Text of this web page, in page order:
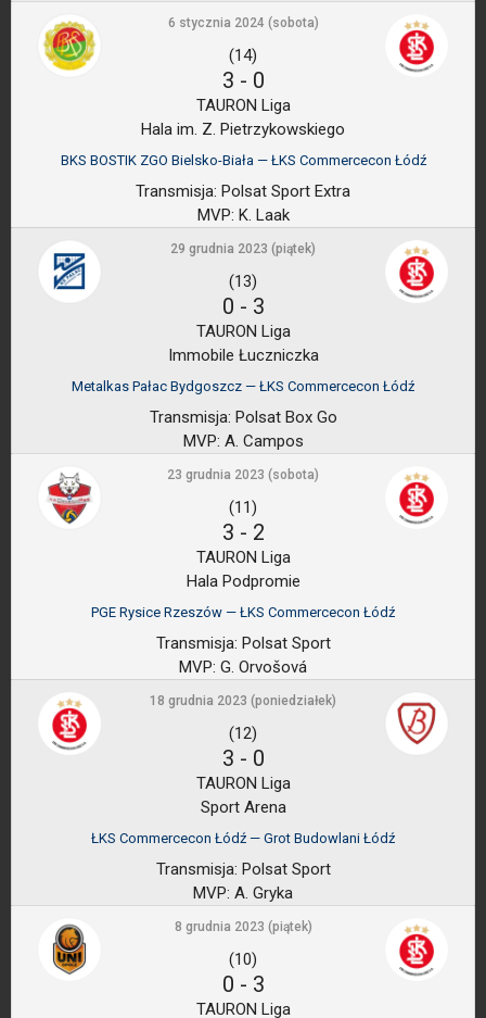
6 stycznia 2024 (sobota)
(14)
3 - 0
TAURON Liga
Hala im. Z. Pietrzykowskiego
BKS BOSTIK ZGO Bielsko-Biała — ŁKS Commercecon Łódź
Transmisja: Polsat Sport Extra
MVP: K. Laak
29 grudnia 2023 (piątek)
(13)
0 - 3
TAURON Liga
Immobile Łuczniczka
Metalkas Pałac Bydgoszcz — ŁKS Commercecon Łódź
Transmisja: Polsat Box Go
MVP: A. Campos
23 grudnia 2023 (sobota)
(11)
3 - 2
TAURON Liga
Hala Podpromie
PGE Rysice Rzeszów — ŁKS Commercecon Łódź
Transmisja: Polsat Sport
MVP: G. Orvošová
18 grudnia 2023 (poniedziałek)
(12)
3 - 0
TAURON Liga
Sport Arena
ŁKS Commercecon Łódź — Grot Budowlani Łódź
Transmisja: Polsat Sport
MVP: A. Gryka
8 grudnia 2023 (piątek)
(10)
0 - 3
TAURON Liga